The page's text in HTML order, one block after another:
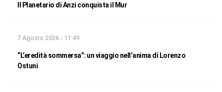
Il Planetario di Anzi conquista il Mur
7 Agosto 2026 - 11:49
“L’eredità sommersa”: un viaggio nell’anima di Lorenzo
Ostuni